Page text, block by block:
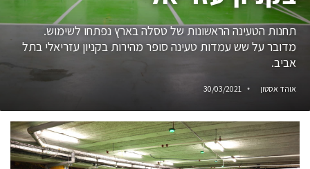
תחנות הטעינה הראשונות של טסלה בארץ נפתחו לשימוש.
מדובר על שש עמדות טעינה סופר מהירות בקניון עזריאלי בתל
אביב.
אוהד אסטון 30/03/2021